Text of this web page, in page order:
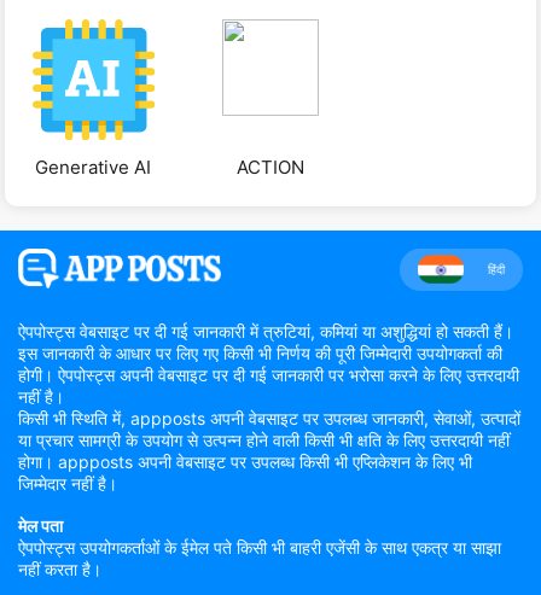
Generative AI ACTION
हिंदी
ऐपपोस्ट्स वेबसाइट पर दी गई जानकारी में त्रुटियां, कमियां या अशुद्धियां हो सकती हैं।
इस जानकारी के आधार पर लिए गए किसी भी निर्णय की पूरी जिम्मेदारी उपयोगकर्ता की
होगी। ऐपपोस्ट्स अपनी वेबसाइट पर दी गई जानकारी पर भरोसा करने के लिए उत्तरदायी
नहीं है।
किसी भी स्थिति में, appposts अपनी वेबसाइट पर उपलब्ध जानकारी, सेवाओं, उत्पादों
या प्रचार सामग्री के उपयोग से उत्पन्न होने वाली किसी भी क्षति के लिए उत्तरदायी नहीं
होगा। appposts अपनी वेबसाइट पर उपलब्ध किसी भी एप्लिकेशन के लिए भी
जिम्मेदार नहीं है।
मेल पता
ऐपपोस्ट्स उपयोगकर्ताओं के ईमेल पते किसी भी बाहरी एजेंसी के साथ एकत्र या साझा
नहीं करता है।